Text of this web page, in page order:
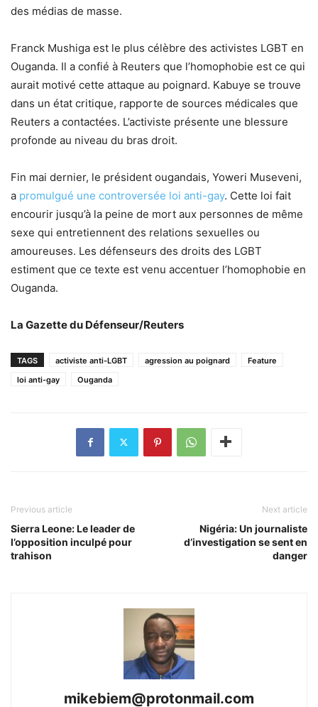
des médias de masse.
Franck Mushiga est le plus célèbre des activistes LGBT en
Ouganda. Il a confié à Reuters que l’homophobie est ce qui
aurait motivé cette attaque au poignard. Kabuye se trouve
dans un état critique, rapporte de sources médicales que
Reuters a contactées. L’activiste présente une blessure
profonde au niveau du bras droit.
Fin mai dernier, le président ougandais, Yoweri Museveni,
a promulgué une controversée loi anti-gay. Cette loi fait
encourir jusqu’à la peine de mort aux personnes de même
sexe qui entretiennent des relations sexuelles ou
amoureuses. Les défenseurs des droits des LGBT
estiment que ce texte est venu accentuer l’homophobie en
Ouganda.
La Gazette du Défenseur/Reuters
TAGS activiste anti-LGBT agression au poignard
Feature
loi anti-gay
Ouganda
Previous article
Sierra Leone: Le leader de
l’opposition inculpé pour
trahison
Next article
Nigéria: Un journaliste
d’investigation se sent en
danger
mikebiem@protonmail.com